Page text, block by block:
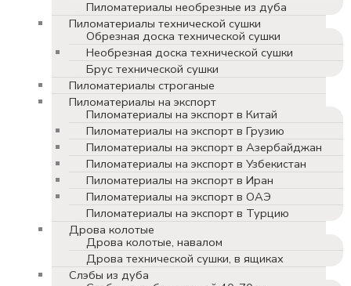
Пиломатериалы необрезные из дуба
Пиломатериалы технической сушки
Обрезная доска технической сушки
Необрезная доска технической сушки
Брус технической сушки
Пиломатериалы строганые
Пиломатериалы на экспорт
Пиломатериалы на экспорт в Китай
Пиломатериалы на экспорт в Грузию
Пиломатериалы на экспорт в Азербайджан
Пиломатериалы на экспорт в Узбекистан
Пиломатериалы на экспорт в Иран
Пиломатериалы на экспорт в ОАЭ
Пиломатериалы на экспорт в Турцию
Дрова колотые
Дрова колотые, навалом
Дрова технической сушки, в ящиках
Слэбы из дуба